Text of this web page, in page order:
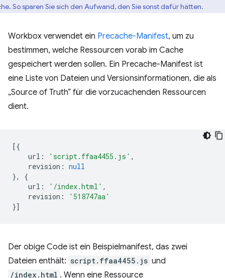
So sparen Sie sich den Aufwand, den Sie sonst dafür hätten.
Workbox verwendet ein Precache-Manifest, um zu
bestimmen, welche Ressourcen vorab im Cache
gespeichert werden sollen. Ein Precache-Manifest ist
eine Liste von Dateien und Versionsinformationen, die als
„Source of Truth“ für die vorzucachenden Ressourcen
dient.
[{
url : 'script.ffaa4455.js' ,
revision : null
},
{
url : '/index.html' ,
revision :
'518747aa'
}]
Der obige Code ist ein Beispielmanifest, das zwei
Dateien enthält: script.ffaa4455.js und
/index.html . Wenn eine Ressource